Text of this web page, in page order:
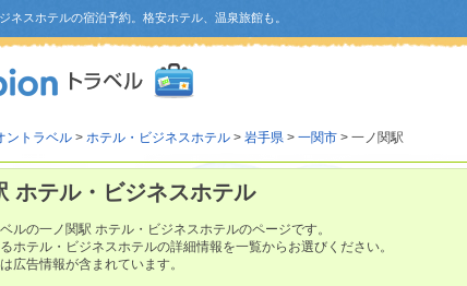
ネスホテルの宿泊予約。格安ホテル、温泉旅館も。
ントラベル > ホテル・ビジネスホテル > 岩手県 > 一関市 > 一ノ関駅
ホテル・ビジネスホテル
ルの一ノ関駅 ホテル・ビジネスホテルのページです。
ホテル・ビジネスホテルの詳細情報を一覧からお選びください。
広告情報が含まれています。